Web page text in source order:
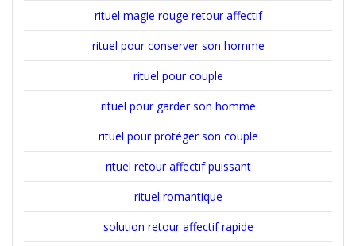
rituel magie rouge retour affectif
rituel pour conserver son homme
rituel pour couple
rituel pour garder son homme
rituel pour protéger son couple
rituel retour affectif puissant
rituel romantique
solution retour affectif rapide